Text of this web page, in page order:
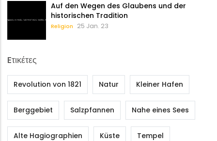
Auf den Wegen des Glaubens und der
historischen Tradition
Religion 25 Jan. 23
Eτικέτες
Revolution von 1821 Natur Kleiner Hafen
Berggebiet Salzpfannen Nahe eines Sees
Alte Hagiographien Küste Tempel